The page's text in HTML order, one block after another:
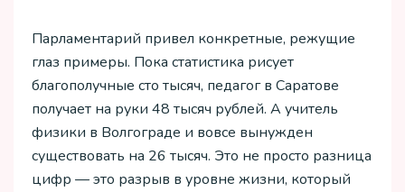
Парламентарий привел конкретные, режущие
глаз примеры. Пока статистика рисует
благополучные сто тысяч, педагог в Саратове
получает на руки 48 тысяч рублей. А учитель
физики в Волгограде и вовсе вынужден
существовать на 26 тысяч. Это не просто разница
цифр — это разрыв в уровне жизни, который